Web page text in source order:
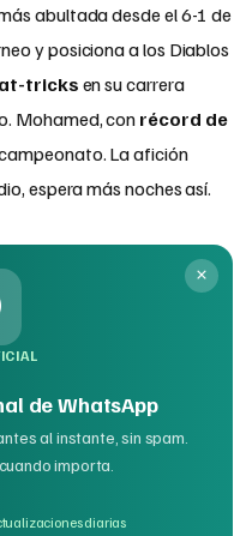
abultada desde el 6-1 de
y posiciona a los Diablos
tricks en su carrera
Mohamed, con récord de
La afición
espera más noches así.
de WhatsApp
al instante, sin spam.
importa.
diarias